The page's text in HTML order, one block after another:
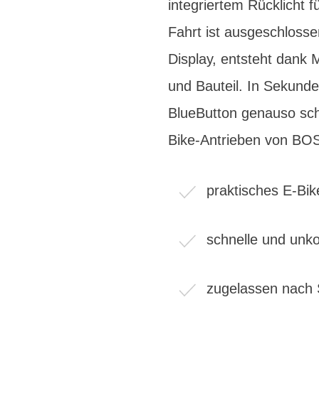
integriertem Rücklicht
Fahrt ist
Display, entsteht dank
und Bauteil. In
BlueButton genauso
Bike-Antrieben von
praktisches E-
schnelle und
zugelassen nach